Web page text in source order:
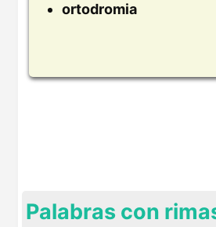
ortodromia
Palabras con